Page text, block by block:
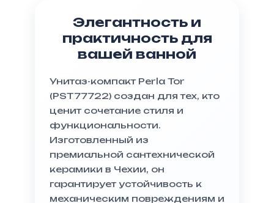
Элегантность и
практичность для
вашей ванной
Унитаз-компакт Perla Tor
(PST77722) создан для тех, кто
ценит сочетание стиля и
функциональности.
Изготовленный из
премиальной сантехнической
керамики в Чехии, он
гарантирует устойчивость к
механическим повреждениям и